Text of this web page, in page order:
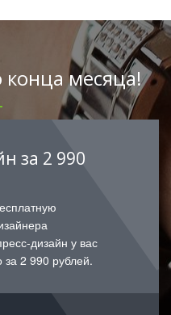
месяца!
за 2 990
дизайн у вас
за 2 990 рублей.